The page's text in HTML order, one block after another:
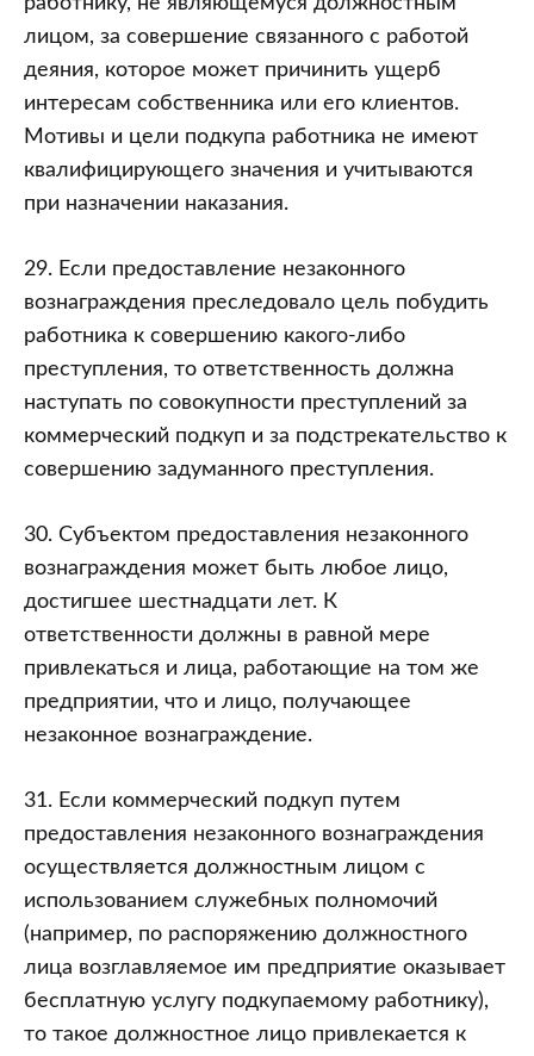
лицом, за совершение связанного с работой
деяния, которое может причинить ущерб
интересам собственника или его клиентов.
Мотивы и цели подкупа работника не имеют
квалифицирующего значения и учитываются
при назначении наказания.
29. Если предоставление незаконного
вознаграждения преследовало цель побудить
работника к совершению какого-либо
преступления, то ответственность должна
наступать по совокупности преступлений за
коммерческий подкуп и за подстрекательство к
совершению задуманного преступления.
30. Субъектом предоставления незаконного
вознаграждения может быть любое лицо,
достигшее шестнадцати лет. К
ответственности должны в равной мере
привлекаться и лица, работающие на том же
предприятии, что и лицо, получающее
незаконное вознаграждение.
31. Если коммерческий подкуп путем
предоставления незаконного вознаграждения
осуществляется должностным лицом с
использованием служебных полномочий
(например, по распоряжению должностного
лица возглавляемое им предприятие оказывает
бесплатную услугу подкупаемому работнику),
то такое должностное лицо привлекается к